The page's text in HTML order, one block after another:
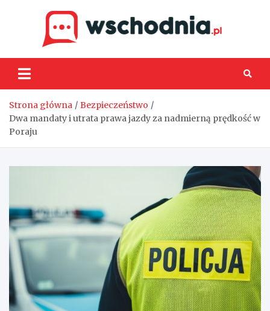
Strona główna
Bezpieczeństwo
Dwa mandaty i utrata prawa jazdy za nadmierną prędkość w
Poraju